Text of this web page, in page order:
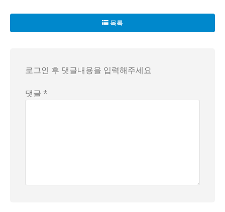
목록
로그인 후 댓글내용을 입력해주세요
댓글 *